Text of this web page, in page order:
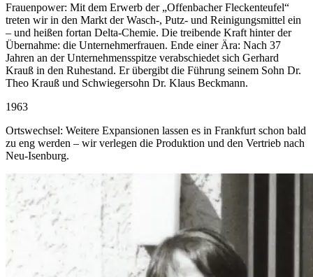
Frauenpower: Mit dem Erwerb der „Offenbacher Fleckenteufel“
treten wir in den Markt der Wasch-, Putz- und Reinigungsmittel ein
– und heißen fortan Delta-Chemie. Die treibende Kraft hinter der
Übernahme: die Unternehmerfrauen. Ende einer Ära: Nach 37
Jahren an der Unternehmensspitze verabschiedet sich Gerhard
Krauß in den Ruhestand. Er übergibt die Führung seinem Sohn Dr.
Theo Krauß und Schwiegersohn Dr. Klaus Beckmann.
1963
Ortswechsel: Weitere Expansionen lassen es in Frankfurt schon bald
zu eng werden – wir verlegen die Produktion und den Vertrieb nach
Neu-Isenburg.